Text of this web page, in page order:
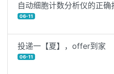
自动细胞计数分析仪的正确
06-11
投递一【夏】，offer到家
06-11